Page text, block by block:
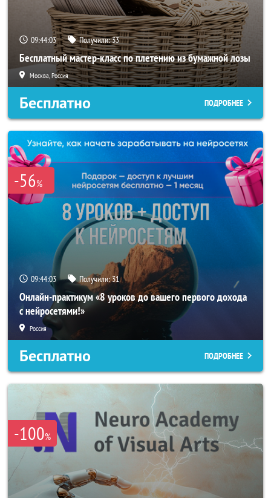
09:44:00 Получили:33
Бесплатный мастер-класс по плетению из бумажной лозы
Москва, Россия
Бесплатно ПОДРОБНЕЕ
-56%
09:44:00 Получили:31
Онлайн-практикум «8 уроков до вашего первого дохода
с нейросетями!»
Россия
Бесплатно ПОДРОБНЕЕ
-100%